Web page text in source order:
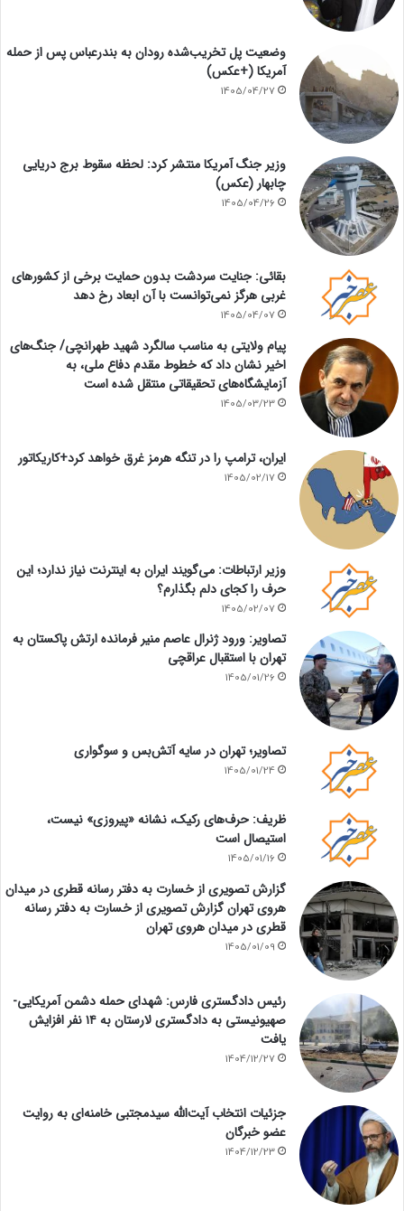
وضعیت پل تخریب‌شده رودان به بندرعباس پس از حمله
آمریکا (+عکس)
1405/04/27
وزیر جنگ آمریکا منتشر کرد: لحظه سقوط برج دریایی
چابهار (عکس)
1405/04/26
بقائی: جنایت سردشت بدون حمایت برخی از کشورهای
غربی هرگز نمی‌توانست با آن ابعاد رخ دهد
1405/04/07
پیام ولایتی به مناسب سالگرد شهید طهرانچی/ جنگ‌های
اخیر نشان داد که خطوط مقدم دفاع ملی، به
آزمایشگاه‌های تحقیقاتی منتقل شده است
1405/03/23
ایران، ترامپ را در تنگه هرمز غرق خواهد کرد+کاریکاتور
1405/02/17
وزیر ارتباطات: می‌گویند ایران به اینترنت نیاز ندارد؛ این
حرف را کجای دلم بگذارم؟
1405/02/07
تصاویر: ورود ژنرال عاصم منیر فرمانده ارتش پاکستان به
تهران با استقبال عراقچی
1405/01/26
تصاویر؛ تهران در سایه آتش‌بس و سوگواری
1405/01/24
ظریف: حرف‌های رکیک، نشانه «پیروزی» نیست،
استیصال است
1405/01/16
گزارش تصویری از خسارت به دفتر رسانه قطری در میدان
هروی تهران گزارش تصویری از خسارت به دفتر رسانه
قطری در میدان هروی تهران
1405/01/09
رئیس دادگستری فارس: شهدای حمله دشمن آمریکایی-
صهیونیستی به دادگستری لارستان به ۱۴ نفر افزایش
یافت
1404/12/27
جزئیات انتخاب آیت‌الله سیدمجتبی خامنه‌ای به روایت
عضو خبرگان
1404/12/23